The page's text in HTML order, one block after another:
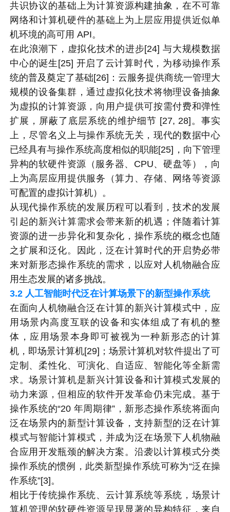
共识协议的基础上为计算资源构建抽象，在不可靠
网络和计算机硬件的基础上为上层应用提供近似单
机环境的高可用 API。
在此浪潮下，虚拟化技术的进步[24] 与大规模数据
中心的诞生[25] 开启了云计算时代，为移动操作系
统的普及奠定了基础[26]：云服务提供商统一管理大
规模的设备集群，通过虚拟化技术将物理设备抽象
为虚拟的计算资源，向用户提供可按需付费和弹性
扩展，屏蔽了底层系统的维护细节 [27, 28]。事实
上，尽管名义上与操作系统无关，现代的数据中心
已经具有与操作系统高度相似的职能[25]，向下管理
异构的软硬件资源（服务器、CPU、硬盘等），向
上为高层应用提供服务（算力、存储、网络等资源
可配置的虚拟计算机）。
从现代操作系统的发展历程可以看到，技术的发展
引起的新兴计算需求会带来新的机遇；伴随着计算
资源的进一步异化和复杂化，操作系统的概念也随
之扩展和泛化。因此，泛在计算时代的开启势必带
来对新形态操作系统的需求，以应对人机物融合应
用生态发展的诸多挑战。
3.2 人工智能时代泛在计算场景下的新型操作系统
在面向人机物融合泛在计算的新兴计算模式中，应
用场景内高度互联的设备和实体组成了有机的整
体，应用场景本身即可被视为一种新形态的计算
机，即场景计算机[29]；场景计算机对软件提出了可
定制、柔性化、可演化、自适应、智能化等全新需
求。场景计算机是新兴计算设备和计算模式发展的
动力来源，但相应的软件开发革命仍未完成。基于
操作系统的“20 年周期律”，新形态操作系统将面向
泛在场景内的新型计算设备，支持新型的泛在计算
模式与智能计算模式，并成为泛在场景下人机物融
合应用开发瓶颈的解决方案。沿袭以计算模式分类
操作系统的惯例，此类新型操作系统可称为“泛在操
作系统”[3]。
相比于传统操作系统、云计算系统等系统，场景计
算机管理的软硬件资源呈现显著的异构特征，来自